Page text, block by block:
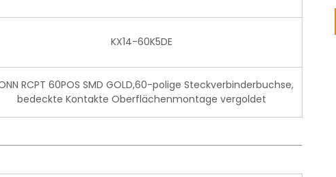
KX14-60K5DE
RCPT 60POS SMD GOLD,60-polige Steckverbinderbuchse,
bedeckte Kontakte Oberflächenmontage vergoldet